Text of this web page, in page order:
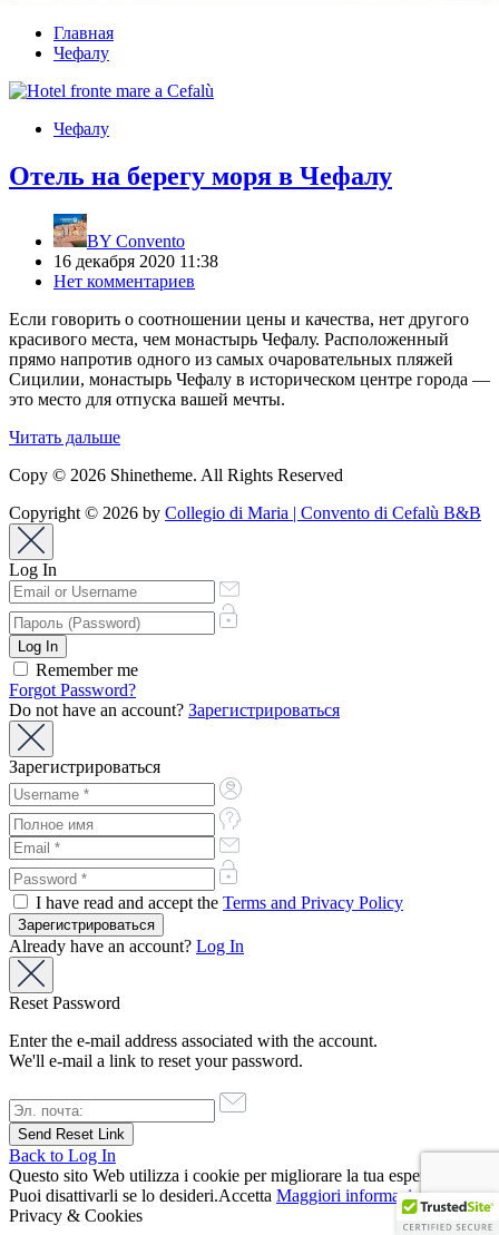
Главная
Чефалу
Чефалу
Отель на берегу моря в Чефалу
BY Convento
16 декабря 2020 11:38
Нет комментариев
Если говорить о соотношении цены и качества, нет другого
красивого места, чем монастырь Чефалу. Расположенный
прямо напротив одного из самых очаровательных пляжей
Сицилии, монастырь Чефалу в историческом центре города —
это место для отпуска вашей мечты.
Читать дальше
Copy © 2026 Shinetheme. All Rights Reserved
Copyright © 2026 by Collegio di Maria | Convento di Cefalù B&B
Log In
Remember me
Forgot Password?
Do not have an account? Зарегистрироваться
Зарегистрироваться
I have read and accept the Terms and Privacy Policy
Already have an account? Log In
Reset Password
Enter the e-mail address associated with the account.
We'll e-mail a link to reset your password.
Back to Log In
Questo sito Web utilizza i cookie per migliorare la tua esperienza.
Puoi disattivarli se lo desideri.Accetta Maggiori informazioni
Privacy & Cookies